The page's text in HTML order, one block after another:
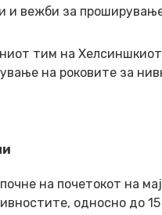
и вежби за
тим на
на роковите за
на почетокот на
односно до 15